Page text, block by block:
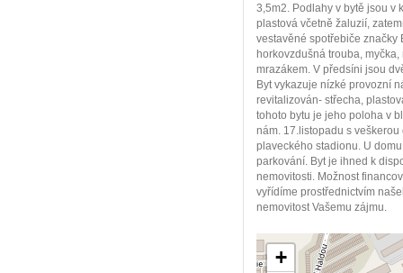
3,5m2. Podlahy v bytě jsou v
plastová včetně žaluzií,
vestavěné spotřebiče značky
horkovzdušná trouba,
mrazákem. V předsíni jsou
Byt vykazuje nízké provozní
revitalizován- střecha,
tohoto bytu je jeho poloha v
nám. 17.listopadu s
plaveckého stadionu. U
parkování. Byt je ihned k
nemovitosti. Možnost
vyřídíme prostřednictvím
nemovitost Vašemu zájmu.
+